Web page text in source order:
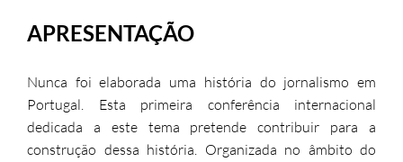
APRESENTAÇÃO
Nunca foi elaborada uma história do jornalismo em
Portugal. Esta primeira conferência internacional
dedicada a este tema pretende contribuir para a
construção dessa história. Organizada no âmbito do